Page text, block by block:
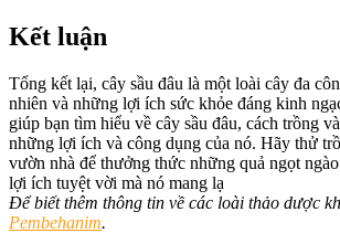
Kết luận
Tổng kết lại, cây sầu đâu là một loài cây đa
nhiên và những lợi ích sức khỏe đáng kinh
giúp bạn tìm hiểu về cây sầu đâu, cách trồng
những lợi ích và công dụng của nó. Hãy thử
vườn nhà để thưởng thức những quả ngọt
lợi ích tuyệt vời mà nó mang lạ
Để biết thêm thông tin về các loài thảo dược
Pembehanim.